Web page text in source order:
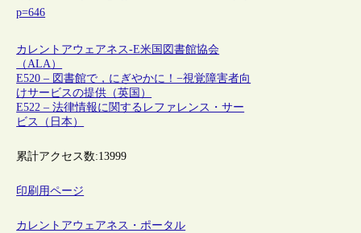
p=646
カレントアウェアネス-E米国図書館協会
（ALA）
E520 – 図書館で，にぎやかに！−視覚障害者向
けサービスの提供（英国）
E522 – 法律情報に関するレファレンス・サー
ビス（日本）
累計アクセス数:13999
印刷用ページ
カレントアウェアネス・ポータル